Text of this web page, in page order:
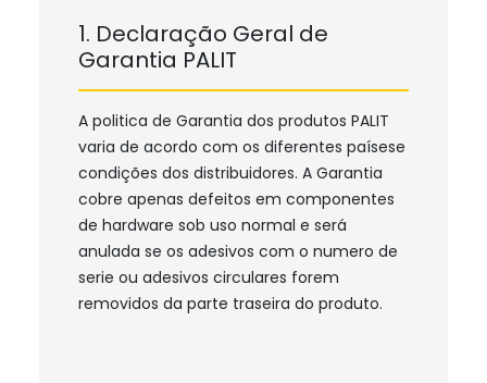
1. Declaração Geral de
Garantia PALIT
A politica de Garantia dos produtos PALIT
varia de acordo com os diferentes paísese
condições dos distribuidores. A Garantia
cobre apenas defeitos em componentes
de hardware sob uso normal e será
anulada se os adesivos com o numero de
serie ou adesivos circulares forem
removidos da parte traseira do produto.